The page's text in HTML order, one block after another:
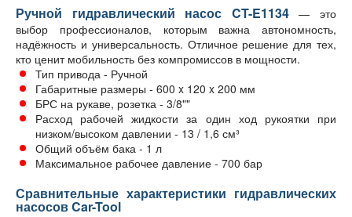
Ручной гидравлический насос CT-E1134— это
выбор профессионалов, которым важна автономность,
надёжность и универсальность. Отличное решение для тех,
кто ценит мобильность без компромиссов в мощности.
Тип привода - Ручной
Габаритные размеры - 600 x 120 x 200 мм
БРС на рукаве, розетка - 3/8""
Расход рабочей жидкости за один ход рукоятки при
низком/высоком давлении - 13 / 1,6 см³
Общий объём бака - 1 л
Максимальное рабочее давление - 700 бар
Сравнительные характеристики гидравлических
насосов Car-Tool